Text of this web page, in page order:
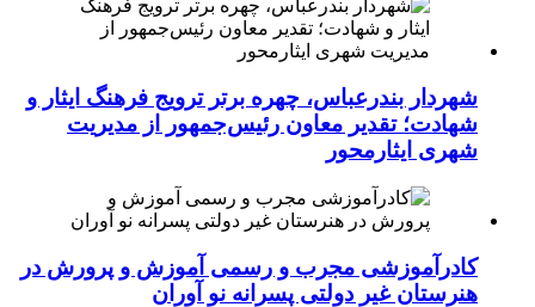
شهردار بندرعباس، چهره برتر ترویج فرهنگ ایثار و
شهادت؛ تقدیر معاون رئیس‌جمهور از مدیریت
شهری ایثارمحور
کادرآموزشی مجرب و رسمی آموزش و پرورش در
هنرستان غیر دولتی پسرانه نو آوران